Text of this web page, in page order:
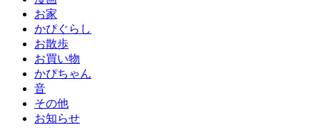
お家
かぴぐらし
お散歩
お買い物
かぴちゃん
音
その他
お知らせ